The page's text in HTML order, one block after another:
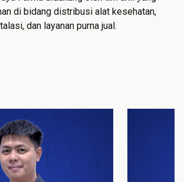
di bidang distribusi alat kesehatan,
dan layanan purna jual.